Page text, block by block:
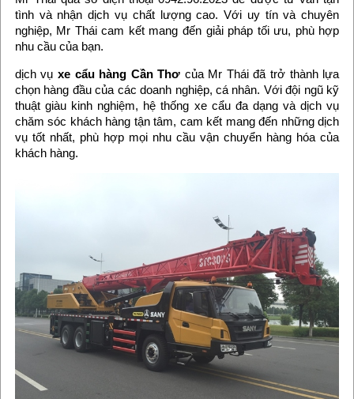
tình và nhận dịch vụ chất lượng cao. Với uy tín và chuyên
nghiệp, Mr Thái cam kết mang đến giải pháp tối ưu, phù hợp
nhu cầu của bạn.
dịch vụ xe cẩu hàng Cần Thơ của Mr Thái đã trở thành lựa
chọn hàng đầu của các doanh nghiệp, cá nhân. Với đội ngũ kỹ
thuật giàu kinh nghiệm, hệ thống xe cẩu đa dạng và dịch vụ
chăm sóc khách hàng tận tâm, cam kết mang đến những dịch
vụ tốt nhất, phù hợp mọi nhu cầu vận chuyển hàng hóa của
khách hàng.